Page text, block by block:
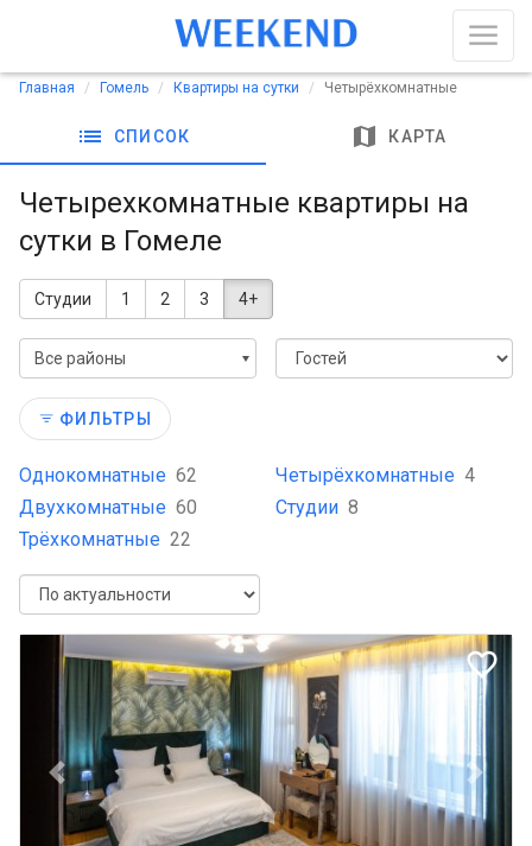
Главная Гомель Квартиры на сутки Четырёхкомнатные
list СПИСОК map КАРТА
Четырехкомнатные квартиры на
сутки в Гомеле
Студии 1 2 3 4+
Все районы
ФИЛЬТРЫ
Однокомнатные 62
Двухкомнатные 60
Трёхкомнатные 22
Четырёхкомнатные 4
Студии 8
favorite_border
Previous Next